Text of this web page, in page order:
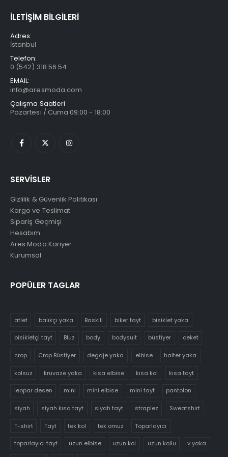
İLETİŞİM BİLGİLERİ
Adres:
İstanbul
Telefon:
0 (542) 318 56 54
EMAIL:
info@aresmoda.com
Çalışma Saatleri
Pazartesi / Cuma 09:00 - 18:00
SERVİSLER
Gizlilik & Güvenlik Politikası
Kargo ve Teslimat
Sipariş Geçmişi
Hesabım
Ares Moda Kariyer
Kurumsal
POPÜLER TAGLAR
atlet balıkçı yaka Baskılı biker tayt bisiklet yaka
bisikletçi tayt Bluz body bodysuit büstiyer ceket
crop Crop Büstiyer degaje yaka elbise halter yaka
kolsuz kruvaze yaka kısa elbise kısa kol kısa tayt
leopar desen mini mini elbise mini tayt pantolon
siyah siyah kısa tayt siyah tayt straplez Sweatshirt
T-shirt Tayt tek kol tek omuz Toparlayıcı
toparlayıcı tayt uzun elbise uzun kol uzun kollu v yaka